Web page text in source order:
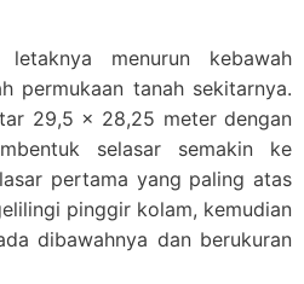
menurun kebawah
permukaan tanah sekitarnya.
29,5 x 28,25 meter dengan
selasar semakin ke
pertama yang paling atas
pinggir kolam, kemudian
dibawahnya dan berukuran